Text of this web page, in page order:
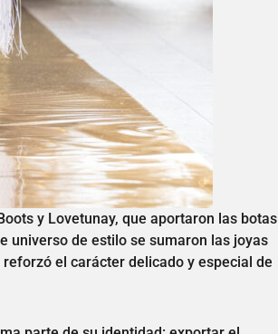
y Lovetunay, que aportaron las botas
universo de estilo se sumaron las joyas
el carácter delicado y especial de